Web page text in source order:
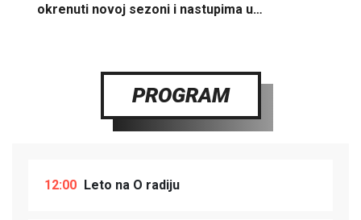
okrenuti novoj sezoni i nastupima u…
PROGRAM
12:00 Leto na O radiju